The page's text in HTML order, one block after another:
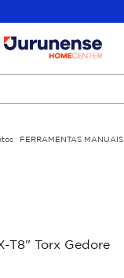
FERRAMENTAS MANUAIS
T8" Torx Gedore